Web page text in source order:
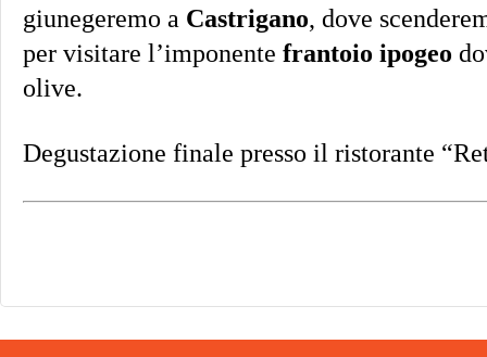
giunegeremo a Castrigano, dove
per visitare l’imponente frantoio ipogeo
olive.
Degustazione finale presso il ristorante